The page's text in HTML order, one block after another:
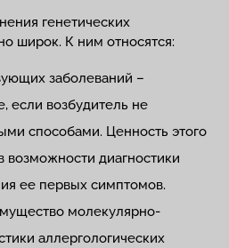
генетических
широк. К ним относятся:
заболеваний –
если возбудитель не
способами. Ценность этого
возможности диагностики
ее первых симптомов.
молекулярно-
аллергологических